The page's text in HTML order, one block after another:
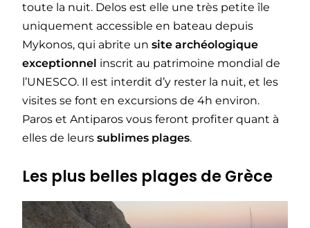
toute la nuit. Delos est elle une très petite île
uniquement accessible en bateau depuis
Mykonos, qui abrite un site archéologique
exceptionnel inscrit au patrimoine mondial de
l’UNESCO. Il est interdit d’y rester la nuit, et les
visites se font en excursions de 4h environ.
Paros et Antiparos vous feront profiter quant à
elles de leurs sublimes plages.
Les plus belles plages de Grèce